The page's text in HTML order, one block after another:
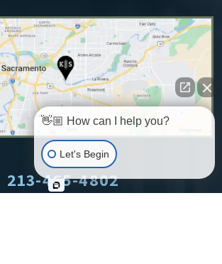
213-465-4802
👋🏼 How can I help you?
Let's Begin